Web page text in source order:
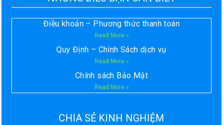
Điều khoản – Phương thức thanh toán
Read More »
Quy Định – Chính Sách dịch vụ
Read More »
Chính sách Bảo Mật
Read More »
CHIA SẺ KINH NGHIỆM